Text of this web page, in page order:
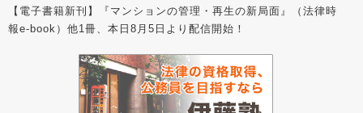
【電子書籍新刊】『マンションの管理・再生の新局面』（法律時
報e-book）他1冊、本日8月5日より配信開始！